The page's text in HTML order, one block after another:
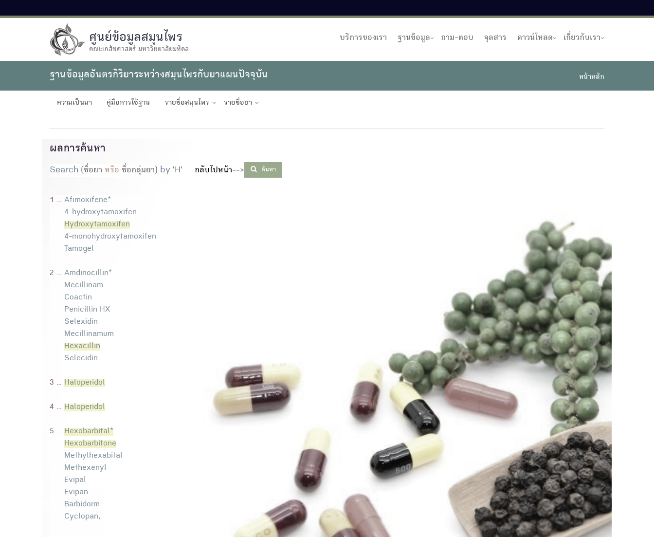
ศูนย์ข้อมูลสมุนไพร
คณะเภสัชศาสตร์ มหาวิทยาลัยมหิดล
บริการของเรา ฐานข้อมูล ถาม-ตอบ จุลสาร ดาวน์โหลด เกี่ยวกับเรา
ฐานข้อมูลอันตรกิริยาระหว่างสมุนไพรกับยาแผนปัจจุบัน หน้าหลัก
ความเป็นมา คู่มือการใช้ฐาน รายชื่อสมุนไพร รายชื่อยา
ผลการค้นหา
Search (ชื่อยา หรือ ชื่อกลุ่มยา) by ' H ' กลับไปหน้า--> ค้นหา
1 ... Afimoxifene*
4-hydroxytamoxifen
Hydroxytamoxifen
4-monohydroxytamoxifen
Tamogel
2 ... Amdinocillin*
Mecillinam
Coactin
Penicillin HX
Selexidin
Mecillinamum
Hexacillin
Selecidin
3 ... Haloperidol
4 ... Haloperidol
5 ... Hexobarbital*
Hexobarbitone
Methylhexabital
Methexenyl
Evipal
Evipan
Barbidorm
Cyclopan,